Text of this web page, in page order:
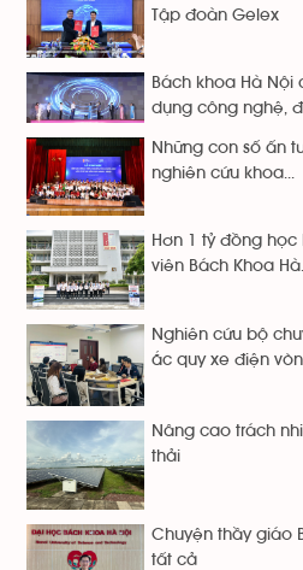
Tập đoàn Gelex
Bách khoa Hà Nội
dụng công nghệ,
Những con số ấn
nghiên cứu khoa...
Hơn 1 tỷ đồng
viên Bách Khoa
Nghiên cứu bộ
ắc quy xe điện
Nâng cao trách
thải
Chuyện thầy giáo
tất cả